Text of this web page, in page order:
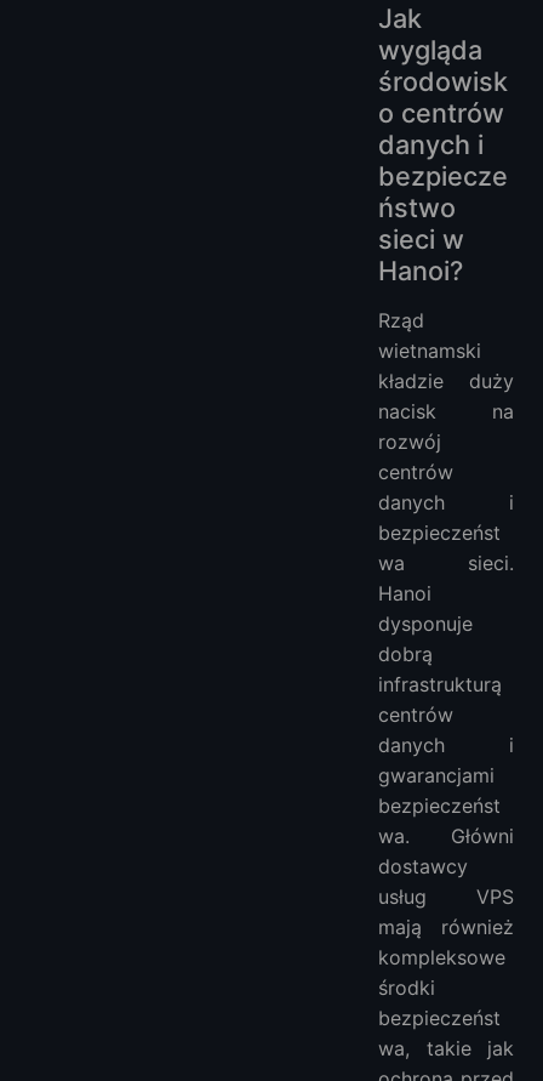
Jak
wygląda
środowisk
o centrów
danych i
bezpiecze
ństwo
sieci w
Hanoi?
Rząd
wietnamski
kładzie duży
nacisk na
rozwój
centrów
danych i
bezpieczeńst
wa sieci.
Hanoi
dysponuje
dobrą
infrastrukturą
centrów
danych i
gwarancjami
bezpieczeńst
wa. Główni
dostawcy
usług VPS
mają również
kompleksowe
środki
bezpieczeńst
wa, takie jak